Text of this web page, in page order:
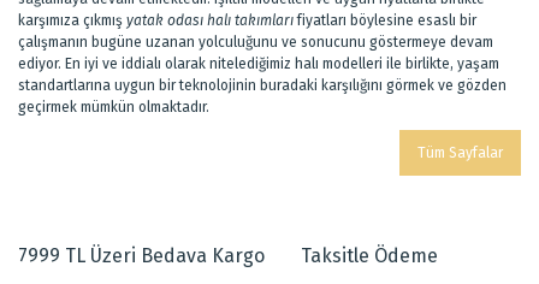
karşımıza çıkmış yatak odası halı takımlarıfiyatları böylesine esaslı bir
çalışmanın bugüne uzanan yolculuğunu ve sonucunu göstermeye devam
ediyor. En iyi ve iddialı olarak nitelediğimiz halı modelleri ile birlikte, yaşam
standartlarına uygun bir teknolojinin buradaki karşılığını görmek ve gözden
geçirmek mümkün olmaktadır.
Tüm Sayfalar
7999 TL Üzeri Bedava Kargo Taksitle Ödeme